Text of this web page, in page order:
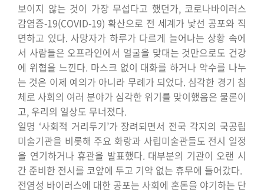
보이지 않는 것이 가장 무섭다고 했던가, 코로나바이러스
감염증-19(COVID-19) 확산으로 전 세계가 낯선 공포와 직
면하고 있다. 사망자가 하루가 다르게 늘어나는 상황 속에
서 사람들은 오프라인에서 얼굴을 맞대는 것만으로도 건강
에 위협을 느낀다. 마스크 없이 대화를 하거나 악수를 나누
는 것은 이제 예의가 아니라 무례가 되었다. 심각한 경기 침
체로 사회의 여러 분야가 심각한 위기를 맞이했음은 물론이
고, 우리의 일상도 무너졌다.
일명 ‘사회적 거리두기’가 장려되면서 전국 각지의 국공립
미술기관을 비롯해 주요 화랑과 사립미술관들도 전시 일정
을 연기하거나 휴관을 발표했다. 대부분의 기관이 오랜 시
간 준비한 전시를 코앞에 두고 기약 없는 휴무에 들어갔다.
전염성 바이러스에 대한 공포는 사회에 혼돈을 야기하는 단